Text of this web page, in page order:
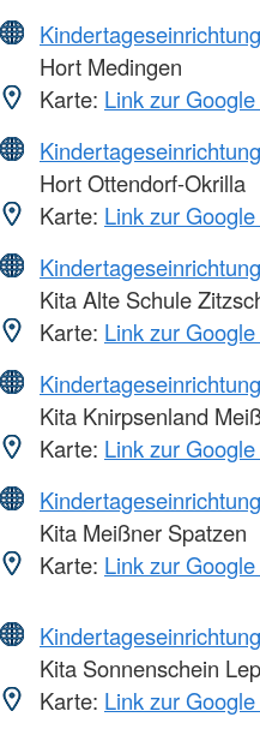
Kindertageseinrichtung
Hort Medingen
Karte: Link zur
Kindertageseinrichtung
Hort Ottendorf-Okrilla
Karte: Link zur
Kindertageseinrichtung
Kita Alte Schule
Karte: Link zur
Kindertageseinrichtung
Kita Knirpsenland
Karte: Link zur
Kindertageseinrichtung
Kita Meißner Spatzen
Karte: Link zur
Kindertageseinrichtung
Kita Sonnenschein
Karte: Link zur